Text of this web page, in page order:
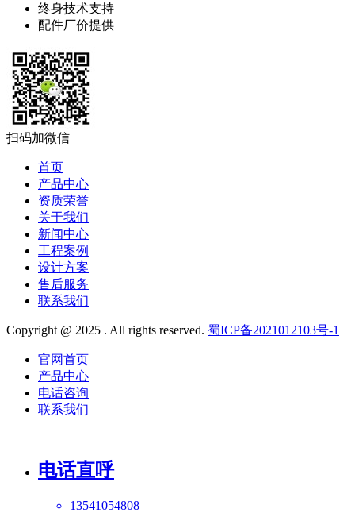
终身技术支持
配件厂价提供
扫码加微信
首页
产品中心
资质荣誉
关于我们
新闻中心
工程案例
设计方案
售后服务
联系我们
Copyright @ 2025 . All rights reserved. 蜀ICP备2021012103号-1
官网首页
产品中心
电话咨询
联系我们
电话直呼
13541054808